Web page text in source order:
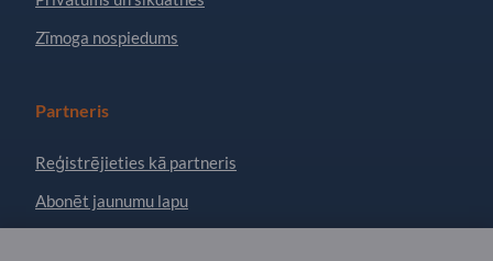
Zīmoga nospiedums
Partneris
Reģistrējieties kā partneris
Abonēt jaunumu lapu